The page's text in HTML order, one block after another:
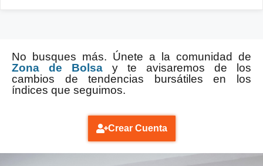
No busques más. Únete a la comunidad de
Zona de Bolsa y te avisaremos de los
cambios de tendencias bursátiles en los
índices que seguimos.
Crear Cuenta